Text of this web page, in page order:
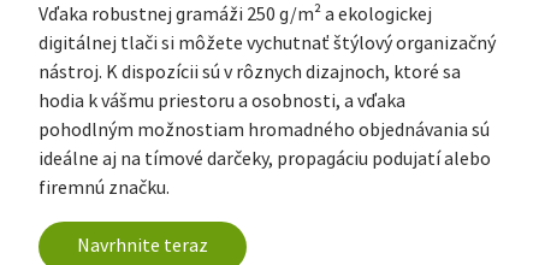
Vďaka robustnej gramáži 250 g/m² a ekologickej
digitálnej tlači si môžete vychutnať štýlový organizačný
nástroj. K dispozícii sú v rôznych dizajnoch, ktoré sa
hodia k vášmu priestoru a osobnosti, a vďaka
pohodlným možnostiam hromadného objednávania sú
ideálne aj na tímové darčeky, propagáciu podujatí alebo
firemnú značku.
Navrhnite teraz